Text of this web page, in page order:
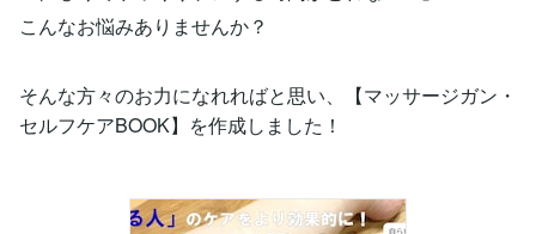
こんなお悩みありませんか？
そんな方々のお力になれればと思い、【マッサージガン・
セルフケアBOOK】を作成しました！